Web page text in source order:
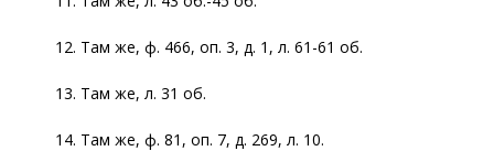
12. Там же, ф. 466, оп. 3, д. 1, л. 61-61 об.
13. Там же, л. 31 об.
14. Там же, ф. 81, оп. 7, д. 269, л. 10.